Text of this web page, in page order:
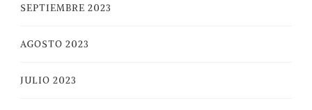
SEPTIEMBRE 2023
AGOSTO 2023
JULIO 2023